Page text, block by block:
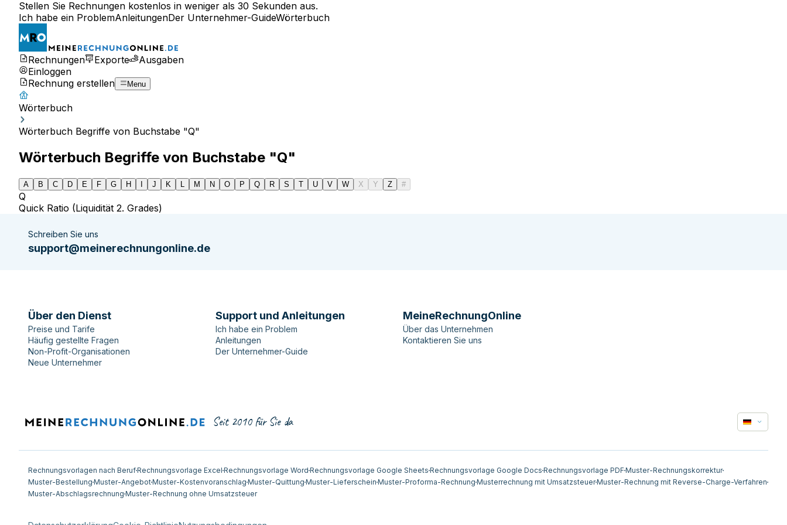
Stellen Sie Rechnungen kostenlos in weniger als 30 Sekunden aus.
Ich habe ein ProblemAnleitungenDer Unternehmer-GuideWörterbuch
Rechnungen Exporte
Ausgaben
Einloggen
Rechnung erstellen
Menu
Wörterbuch
Wörterbuch Begriffe von Buchstabe "Q"
Wörterbuch Begriffe von Buchstabe "Q"
A B C D E F G H J K M N O P Q R S T U V W X Y Z #
Q
Quick Ratio (Liquidität 2. Grades)
Schreiben Sie uns
support@meinerechnungonline.de
Über den Dienst
Preise und Tarife
Häufig gestellte Fragen
Non-Profit-Organisationen
Neue Unternehmer
Support und Anleitungen
Ich habe ein Problem
Anleitungen
Der Unternehmer-Guide
MeineRechnungOnline
Über das Unternehmen
Kontaktieren Sie uns
Seit 2010 für Sie da
Rechnungsvorlagen nach BerufRechnungsvorlage Excel Rechnungsvorlage Word Rechnungsvorlage Google Sheets Rechnungsvorlage Google Docs Rechnungsvorlage PDF Muster-Rechnungskorrektur
Muster-Bestellung Muster-AngebotMuster-Kostenvoranschlag Muster-Quittung Muster-Lieferschein Muster-Proforma-Rechnung Musterrechnung mit UmsatzsteuerMuster-Rechnung mit Reverse-Charge-Verfahren
Muster-Abschlagsrechnung Muster-Rechnung ohne Umsatzsteuer